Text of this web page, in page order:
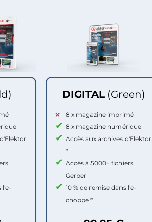
l'e-
DIGITAL (Green)
8 x magazine imprimé
8 x magazine numérique
Accès aux archives d'Elektor
*
Accès à 5000+ fichiers
Gerber
10 % de remise dans l'e-
choppe *